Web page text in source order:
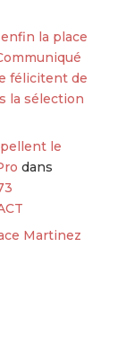
la place
félicitent de
la sélection
le
dans
Martinez